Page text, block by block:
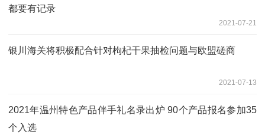
都要有记录
2021-07-21
银川海关将积极配合针对枸杞干果抽检问题与欧盟磋商
2021-07-13
2021年温州特色产品伴手礼名录出炉 90个产品报名参加35
个入选